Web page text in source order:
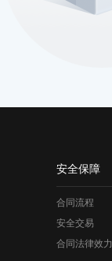
安全保障
合同流程
安全交易
合同法律效力